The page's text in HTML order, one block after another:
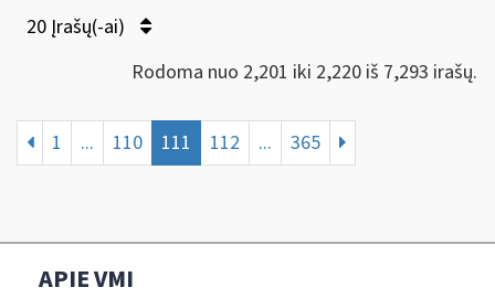
20 Įrašų(-ai)
Rodoma nuo 2,201 iki 2,220 iš 7,293 irašų.
1 ... 110 111 112 ... 365
APIE VMI